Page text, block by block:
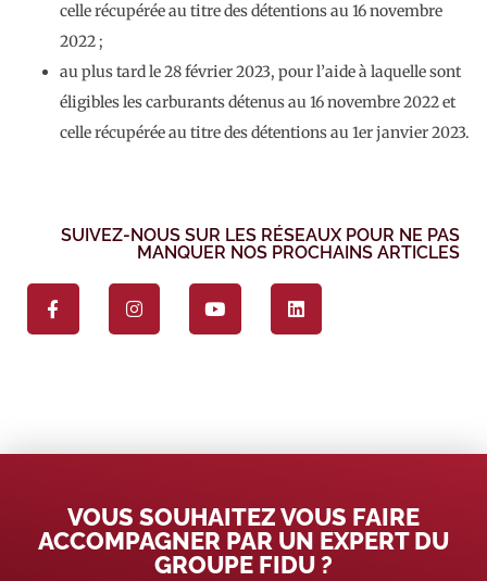
celle récupérée au titre des détentions au 16 novembre
2022 ;
au plus tard le 28 février 2023, pour l’aide à laquelle sont
éligibles les carburants détenus au 16 novembre 2022 et
celle récupérée au titre des détentions au 1er janvier 2023.
SUIVEZ-NOUS SUR LES RÉSEAUX POUR NE PAS
MANQUER NOS PROCHAINS ARTICLES
VOUS SOUHAITEZ VOUS FAIRE
ACCOMPAGNER PAR UN EXPERT DU
GROUPE FIDU ?